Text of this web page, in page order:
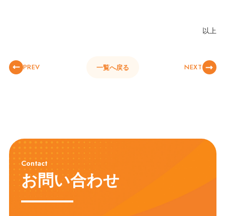
以上
PREV 一覧へ戻る NEXT
Contact
お問い合わせ